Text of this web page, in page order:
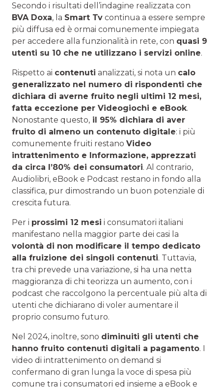
Secondo i risultati dell’indagine realizzata con
BVA Doxa, la Smart Tv continua a essere sempre
più diffusa ed è ormai comunemente impiegata
per accedere alla funzionalità in rete, con quasi 9
utenti su 10 che ne utilizzano i servizi online.
Rispetto ai contenuti analizzati, si nota un calo
generalizzato nel numero di rispondenti che
dichiara di averne fruito negli ultimi 12 mesi,
fatta eccezione per Videogiochi e eBook.
Nonostante questo, il 95% dichiara di aver
fruito di almeno un contenuto digitale: i più
comunemente fruiti restano Video
intrattenimento e Informazione, apprezzati
da circa l’80% dei consumatori. Al contrario,
Audiolibri, eBook e Podcast restano in fondo alla
classifica, pur dimostrando un buon potenziale di
crescita futura.
Per i prossimi 12 mesi i consumatori italiani
manifestano nella maggior parte dei casi la
volontà di non modificare il tempo dedicato
alla fruizione dei singoli contenuti. Tuttavia,
tra chi prevede una variazione, si ha una netta
maggioranza di chi teorizza un aumento, con i
podcast che raccolgono la percentuale più alta di
utenti che dichiarano di voler aumentare il
proprio consumo futuro.
Nel 2024, inoltre, sono diminuiti gli utenti che
hanno fruito contenuti digitali a pagamento. I
video di intrattenimento on demand si
confermano di gran lunga la voce di spesa più
comune tra i consumatori ed insieme a eBook e